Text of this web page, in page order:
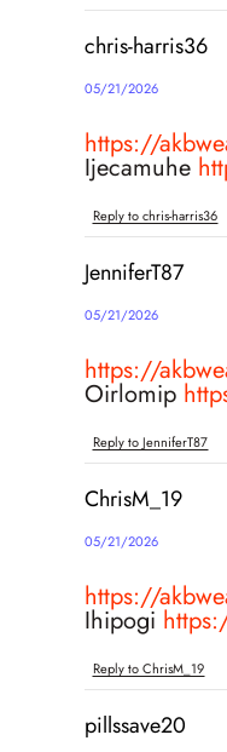
chris-harris36
05/21/2026
https://
Ijecamuhe
Reply to chris-harris36
JenniferT87
05/21/2026
https://
Oirlomip
Reply to JenniferT87
ChrisM_19
05/21/2026
https://
Ihipogi
Reply to ChrisM_19
pillssave20